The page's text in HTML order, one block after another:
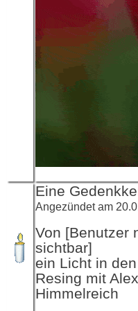
Eine
Angezündet am
Von [Benutzer
sichtbar]
ein Licht in
Resing mit
Himmelreich